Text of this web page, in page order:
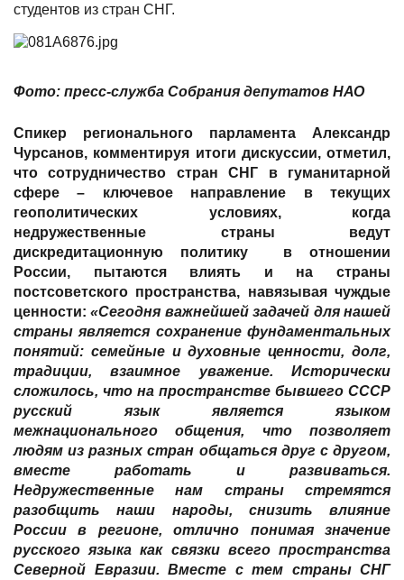
студентов из стран СНГ.
Фото: пресс-служба Собрания депутатов НАО
Спикер регионального парламента Александр
Чурсанов, комментируя итоги дискуссии, отметил,
что сотрудничество стран СНГ в гуманитарной
сфере – ключевое направление в текущих
геополитических условиях, когда
недружественные страны ведут
дискредитационную политику в отношении
России, пытаются влиять и на страны
постсоветского пространства, навязывая чуждые
ценности:«Сегодня важнейшей задачей для нашей
страны является сохранение фундаментальных
понятий: семейные и духовные ценности, долг,
традиции, взаимное уважение. Исторически
сложилось, что на пространстве бывшего СССР
русский язык является языком
межнационального общения, что позволяет
людям из разных стран общаться друг с другом,
вместе работать и развиваться.
Недружественные нам страны стремятся
разобщить наши народы, снизить влияние
России в регионе, отлично понимая значение
русского языка как связки всего пространства
Северной Евразии. Вместе с тем страны СНГ